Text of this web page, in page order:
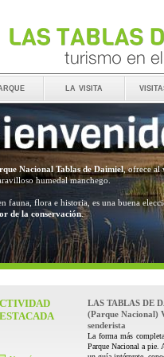
la visita
Nacional Tablas de Daimiel, ofrece al
humedal manchego.
fauna, flora e historia, es una buena
de la conservación.
LAS TABLAS DE
(Parque Nacional)
senderista
La forma más
Parque Nacional a pie.